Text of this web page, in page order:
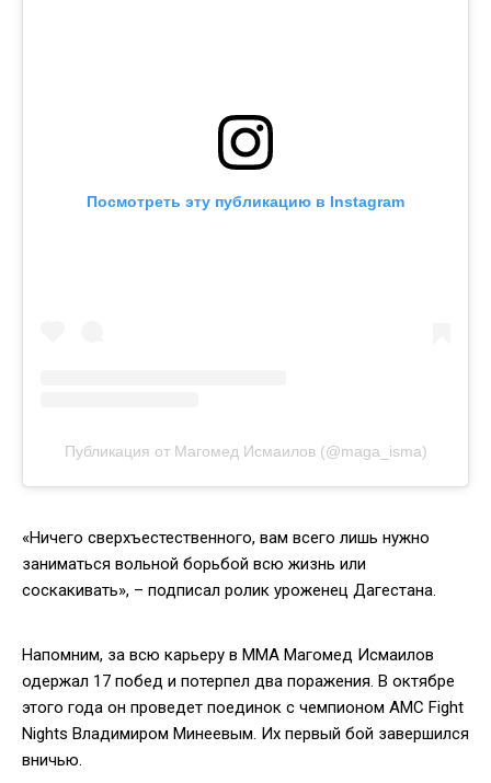
Посмотреть эту публикацию в Instagram
Публикация от Магомед Исмаилов (@maga_isma)
«Ничего сверхъестественного, вам всего лишь нужно
заниматься вольной борьбой всю жизнь или
соскакивать», – подписал ролик уроженец Дагестана.
Напомним, за всю карьеру в ММА Магомед Исмаилов
одержал 17 побед и потерпел два поражения. В октябре
этого года он проведет поединок с чемпионом AMC Fight
Nights Владимиром Минеевым. Их первый бой завершился
вничью.